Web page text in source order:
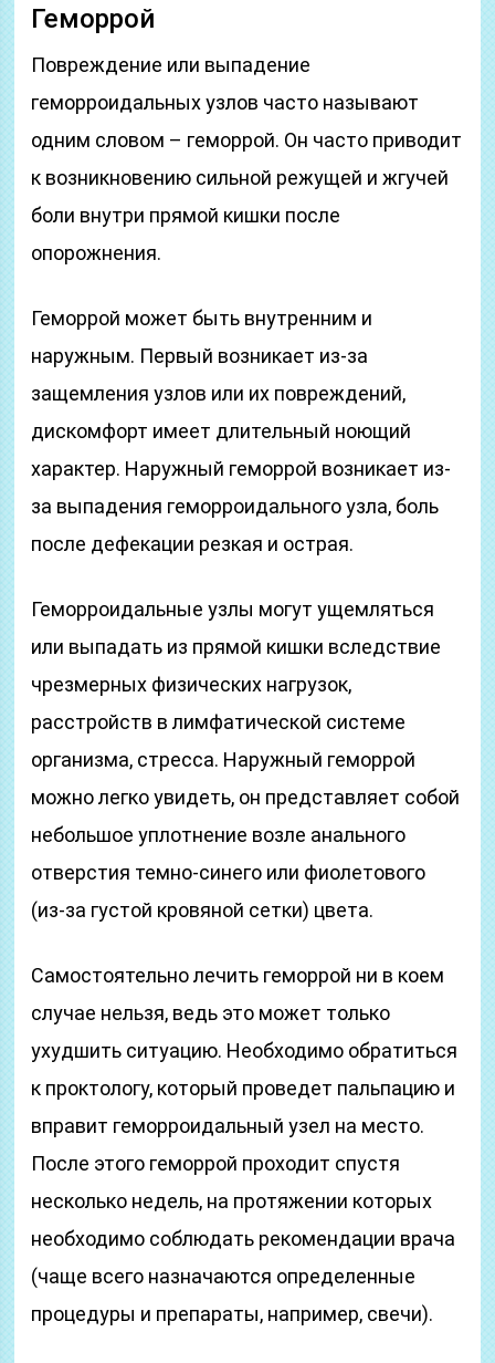
Геморрой
Повреждение или выпадение
геморроидальных узлов часто называют
одним словом – геморрой. Он часто приводит
к возникновению сильной режущей и жгучей
боли внутри прямой кишки после
опорожнения.
Геморрой может быть внутренним и
наружным. Первый возникает из-за
защемления узлов или их повреждений,
дискомфорт имеет длительный ноющий
характер. Наружный геморрой возникает из-
за выпадения геморроидального узла, боль
после дефекации резкая и острая.
Геморроидальные узлы могут ущемляться
или выпадать из прямой кишки вследствие
чрезмерных физических нагрузок,
расстройств в лимфатической системе
организма, стресса. Наружный геморрой
можно легко увидеть, он представляет собой
небольшое уплотнение возле анального
отверстия темно-синего или фиолетового
(из-за густой кровяной сетки) цвета.
Самостоятельно лечить геморрой ни в коем
случае нельзя, ведь это может только
ухудшить ситуацию. Необходимо обратиться
к проктологу, который проведет пальпацию и
вправит геморроидальный узел на место.
После этого геморрой проходит спустя
несколько недель, на протяжении которых
необходимо соблюдать рекомендации врача
(чаще всего назначаются определенные
процедуры и препараты, например, свечи).